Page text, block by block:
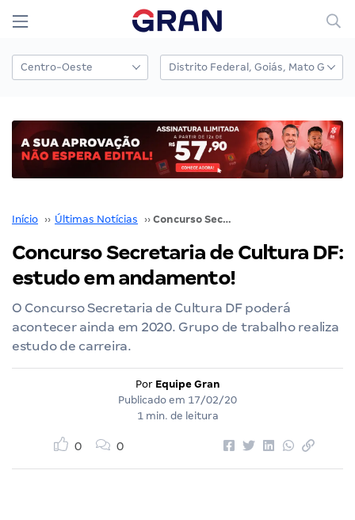
Início ›› Últimas Notícias ›› Concurso Secretaria de Cultura DF: estudo em andamento!
Concurso Secretaria de Cultura DF:
estudo em andamento!
O Concurso Secretaria de Cultura DF poderá
acontecer ainda em 2020. Grupo de trabalho realiza
estudo de carreira.
Por Equipe Gran
Publicado em 17/02/20
1 min. de leitura
0 0